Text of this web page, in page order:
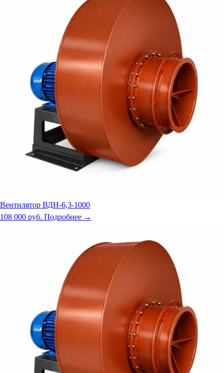
Вентилятор ВДН-6,3-1000
108 000 руб. Подробнее →